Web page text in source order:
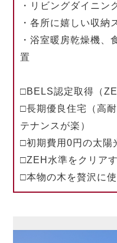
・リビングダイニン
・各所に嬉しい収納
・浴室暖房乾燥機、
置
□BELS認定取得（
□長期優良住宅（高
テナンスが楽）
□初期費用0円の太陽
□ZEH水準をクリア
□本物の木を贅沢に使